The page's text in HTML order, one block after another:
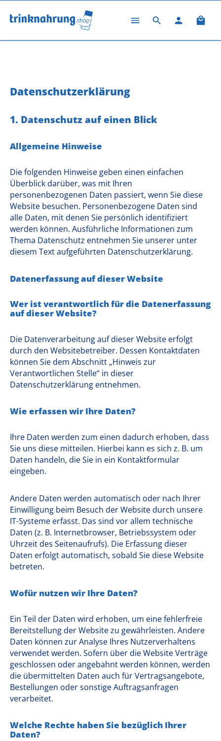
Zum Hauptinhalt springen
Datenschutz­erklärung
1. Datenschutz auf einen Blick
Allgemeine Hinweise
Die folgenden Hinweise geben einen einfachen
Überblick darüber, was mit Ihren
personenbezogenen Daten passiert, wenn Sie diese
Website besuchen. Personenbezogene Daten sind
alle Daten, mit denen Sie persönlich identifiziert
werden können. Ausführliche Informationen zum
Thema Datenschutz entnehmen Sie unserer unter
diesem Text aufgeführten Datenschutzerklärung.
Datenerfassung auf dieser Website
Wer ist verantwortlich für die Datenerfassung
auf dieser Website?
Die Datenverarbeitung auf dieser Website erfolgt
durch den Websitebetreiber. Dessen Kontaktdaten
können Sie dem Abschnitt „Hinweis zur
Verantwortlichen Stelle“ in dieser
Datenschutzerklärung entnehmen.
Wie erfassen wir Ihre Daten?
Ihre Daten werden zum einen dadurch erhoben, dass
Sie uns diese mitteilen. Hierbei kann es sich z. B. um
Daten handeln, die Sie in ein Kontaktformular
eingeben.
Andere Daten werden automatisch oder nach Ihrer
Einwilligung beim Besuch der Website durch unsere
IT-Systeme erfasst. Das sind vor allem technische
Daten (z. B. Internetbrowser, Betriebssystem oder
Uhrzeit des Seitenaufrufs). Die Erfassung dieser
Daten erfolgt automatisch, sobald Sie diese Website
betreten.
Wofür nutzen wir Ihre Daten?
Ein Teil der Daten wird erhoben, um eine fehlerfreie
Bereitstellung der Website zu gewährleisten. Andere
Daten können zur Analyse Ihres Nutzerverhaltens
verwendet werden. Sofern über die Website Verträge
geschlossen oder angebahnt werden können, werden
die übermittelten Daten auch für Vertragsangebote,
Bestellungen oder sonstige Auftragsanfragen
verarbeitet.
Welche Rechte haben Sie bezüglich Ihrer
Daten?